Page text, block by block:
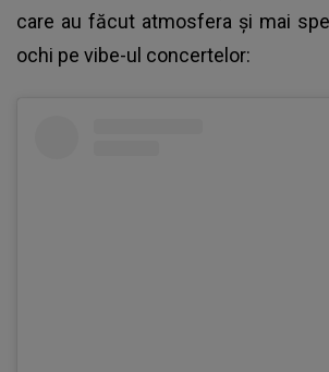
care au făcut atmosfera și mai
ochi pe vibe-ul concertelor: